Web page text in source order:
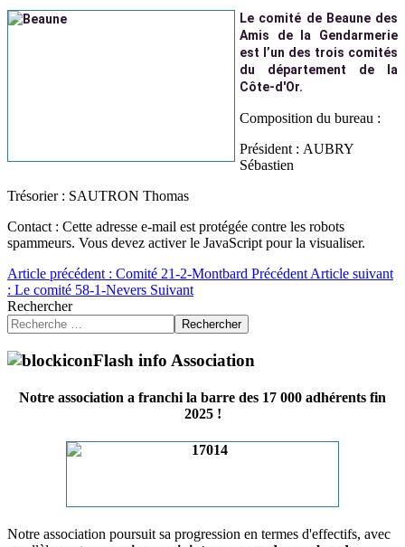
Le comité de Beaune des
Amis de la Gendarmerie
est l’un des trois comités
du département de la
Côte-d'Or.
Composition du bureau :
Président : AUBRY
Sébastien
Trésorier : SAUTRON Thomas
Contact : Cette adresse e-mail est protégée contre les robots
spammeurs. Vous devez activer le JavaScript pour la visualiser.
Article précédent : Comité 21-2-Montbard Précédent Article suivant
: Le comité 58-1-Nevers Suivant
Rechercher
Rechercher
Flash info Association
Notre association a franchi la barre des 17 000 adhérents fin
2025 !
Notre association poursuit sa progression en termes d'effectifs, avec